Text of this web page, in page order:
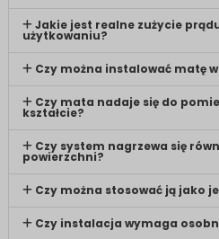
Jakie jest realne zużycie
użytkowaniu?
Czy można instalować matę
Czy mata nadaje się do
kształcie?
Czy system nagrzewa się
powierzchni?
Czy można stosować ją jako
Czy instalacja wymaga